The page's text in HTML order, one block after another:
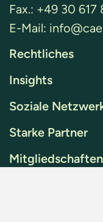
Fax.: +49 30 617
E-Mail:
Rechtliches
Insights
Soziale
Starke Partner
Mitgliedschaften